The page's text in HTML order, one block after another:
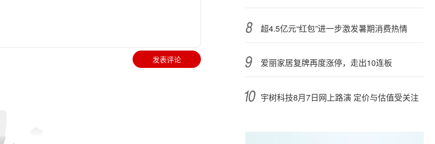
发表评论
超4.5亿元“红包”进一步激发暑期消费热情
爱丽家居复牌再度涨停，走出10连板
宇树科技8月7日网上路演 定价与估值受关注